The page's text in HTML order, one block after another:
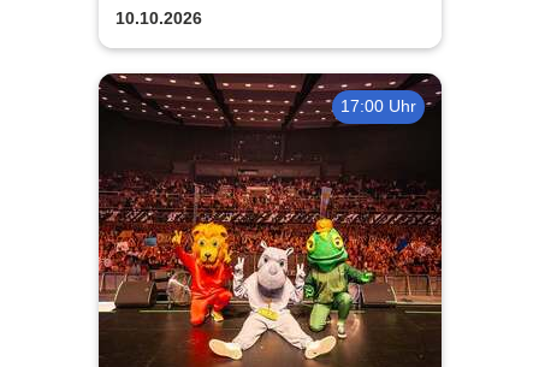
10.10.2026
17:00 Uhr